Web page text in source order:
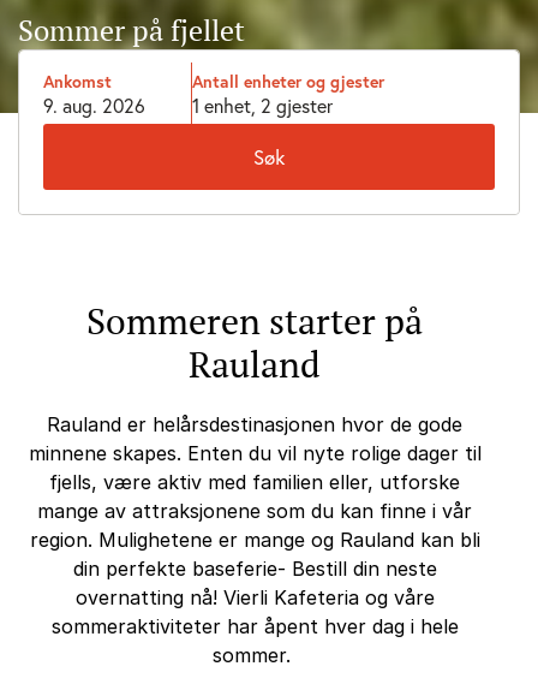
Sommer på fjellet
Sommeren starter på
Rauland
Rauland er helårsdestinasjonen hvor de gode
minnene skapes. Enten du vil nyte rolige dager til
fjells, være aktiv med familien eller, utforske
mange av attraksjonene som du kan finne i vår
region. Mulighetene er mange og Rauland kan bli
din perfekte baseferie- Bestill din neste
overnatting nå! Vierli Kafeteria og våre
sommeraktiviteter har åpent hver dag i hele
sommer.